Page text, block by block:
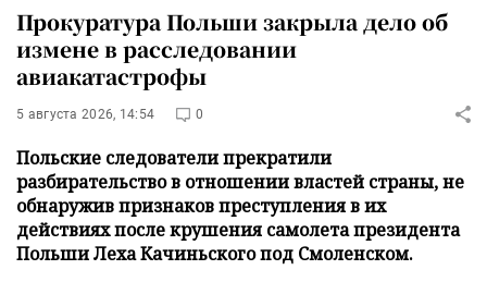
Прокуратура Польши закрыла дело об
измене в расследовании
авиакатастрофы
5 августа 2026, 14:54 0
Польские следователи прекратили
разбирательство в отношении властей страны, не
обнаружив признаков преступления в их
действиях после крушения самолета президента
Польши Леха Качиньского под Смоленском.